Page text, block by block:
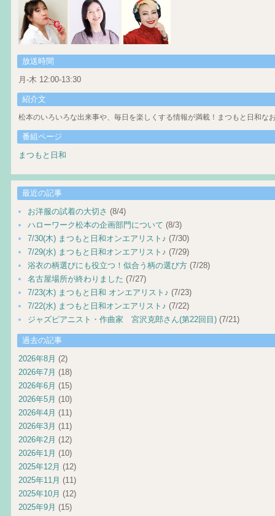
放送時間
月-木 12:00-13:30
紹介文
松本のいろいろな出来事や、毎日を楽しくする情報が満載！まつもと日和な
番組ページ
まつもと日和
最近の記事
お洋服の試着の大切さ (8/4)
ハローワーク松本の企画部門について (8/3)
7/30(木) まつもと日和オンエアリスト♪ (7/30)
7/29(水) まつもと日和オンエアリスト♪ (7/29)
浴衣の柄選びにも役立つ！似合う柄の選び方 (7/28)
名古屋場所が終わりました (7/27)
7/23(木) まつもと日和 オンエアリスト♪ (7/23)
7/22(水) まつもと日和オンエアリスト♪ (7/22)
ジャズピアニスト・作曲家 宮沢克郎さん(第22回目) (7/21)
過去の記事
2026年8月 (2)
2026年7月 (18)
2026年6月 (15)
2026年5月 (10)
2026年4月 (11)
2026年3月 (11)
2026年2月 (12)
2026年1月 (10)
2025年12月 (12)
2025年11月 (11)
2025年10月 (12)
2025年9月 (15)